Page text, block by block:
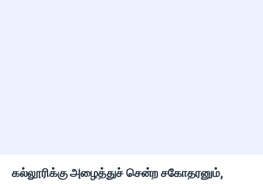
கல்லூரிக்கு அழைத்துச் சென்ற சகோதரனும்,